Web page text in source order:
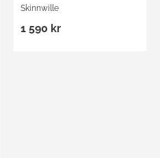
Skinnwille
1 590 kr